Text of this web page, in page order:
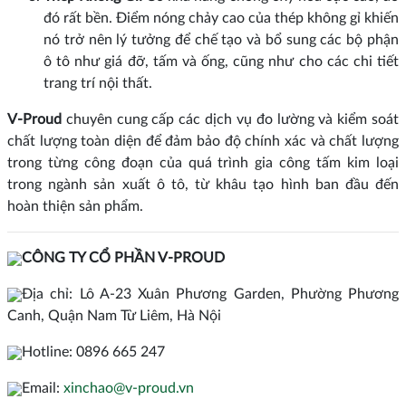
đó rất bền. Điểm nóng chảy cao của thép không gỉ khiến
nó trở nên lý tưởng để chế tạo và bổ sung các bộ phận
ô tô như giá đỡ, tấm và ống, cũng như cho các chi tiết
trang trí nội thất.
V-Proud chuyên cung cấp các dịch vụ đo lường và kiểm soát
chất lượng toàn diện để đảm bảo độ chính xác và chất lượng
trong từng công đoạn của quá trình gia công tấm kim loại
trong ngành sản xuất ô tô, từ khâu tạo hình ban đầu đến
hoàn thiện sản phẩm.
CÔNG TY CỔ PHẦN V-PROUD
Địa chỉ: Lô A-23 Xuân Phương Garden, Phường Phương
Canh, Quận Nam Từ Liêm, Hà Nội
Hotline: 0896 665 247
Email: xinchao@v-proud.vn